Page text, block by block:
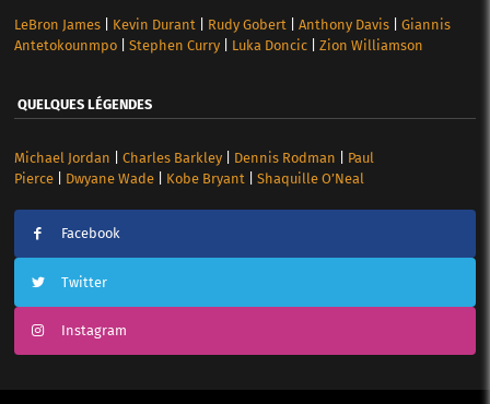
LeBron James| Kevin Durant| Rudy Gobert| Anthony Davis| Giannis
Antetokounmpo| Stephen Curry| Luka Doncic| Zion Williamson
QUELQUES LÉGENDES
Michael Jordan Charles Barkley| Dennis Rodman
Paul
Pierce| Dwyane Wade| Kobe Bryant Shaquille O’Neal
Facebook
Twitter
Instagram